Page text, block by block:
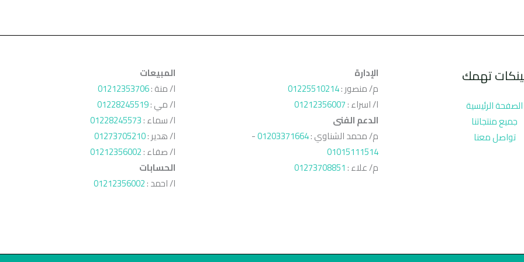
تهمك
الصفحة الرئيسية
جميع منتجاتنا
تواصل معنا
الإدارة
م/ منصور :01225510214
ا/ اسراء :01212356007
الدعم الفنى
م/ محمد الشناوي :01203371664
-
01015111514
م/ علاء :01273708851
المبيعات
ا/ منة :01212353706
ا/ مي :01228245519
ا/ سماء :01228245573
ا/ هدير :01273705210
ا/ صفاء :01212356002
الحسابات
ا/ احمد :01212356002